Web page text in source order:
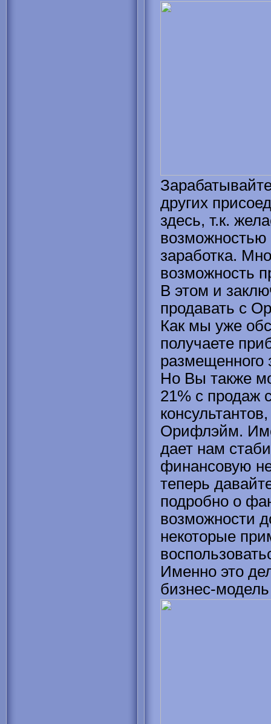
других
здесь, т.к.
возможностью
заработка.
возможность
В этом и
продавать с
Как мы уже
получаете
размещенного
Но Вы также
21% с продаж
Орифлэйм.
дает нам
финансовую
теперь
подробно о
возможности
некоторые
Именно это
бизнес-